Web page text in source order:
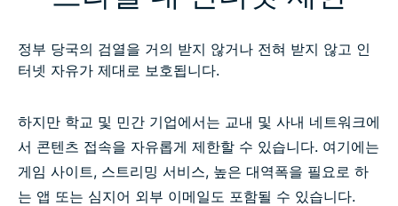
정부 당국의 검열을 거의 받지 않거나 전혀 받지 않고 인
터넷 자유가 제대로 보호됩니다.
하지만 학교 및 민간 기업에서는 교내 및 사내 네트워크에
서 콘텐츠 접속을 자유롭게 제한할 수 있습니다. 여기에는
게임 사이트, 스트리밍 서비스, 높은 대역폭을 필요로 하
는 앱 또는 심지어 외부 이메일도 포함될 수 있습니다.